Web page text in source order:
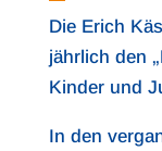
Die Erich
jährlich den
Kinder und
In den